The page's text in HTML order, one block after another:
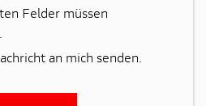
Felder müssen
an mich senden.